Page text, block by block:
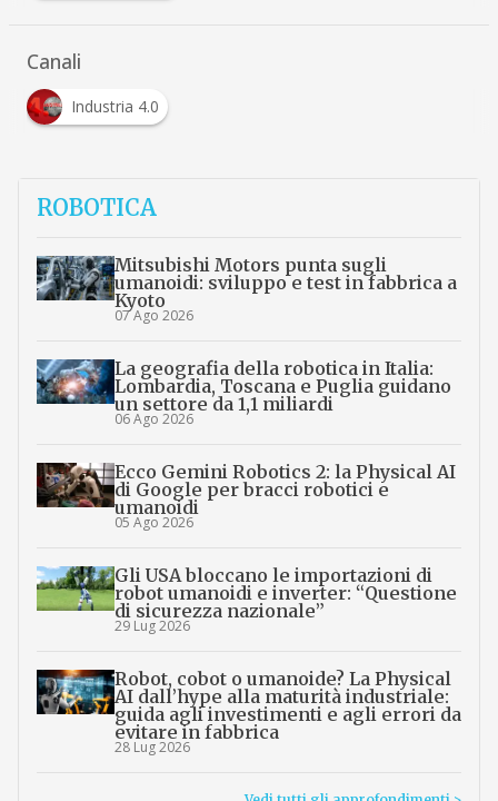
Canali
Industria 4.0
ROBOTICA
Mitsubishi Motors punta sugli
umanoidi: sviluppo e test in fabbrica a
Kyoto
07 Ago 2026
La geografia della robotica in Italia:
Lombardia, Toscana e Puglia guidano
un settore da 1,1 miliardi
06 Ago 2026
Ecco Gemini Robotics 2: la Physical AI
di Google per bracci robotici e
umanoidi
05 Ago 2026
Gli USA bloccano le importazioni di
robot umanoidi e inverter: “Questione
di sicurezza nazionale”
29 Lug 2026
Robot, cobot o umanoide? La Physical
AI dall’hype alla maturità industriale:
guida agli investimenti e agli errori da
evitare in fabbrica
28 Lug 2026